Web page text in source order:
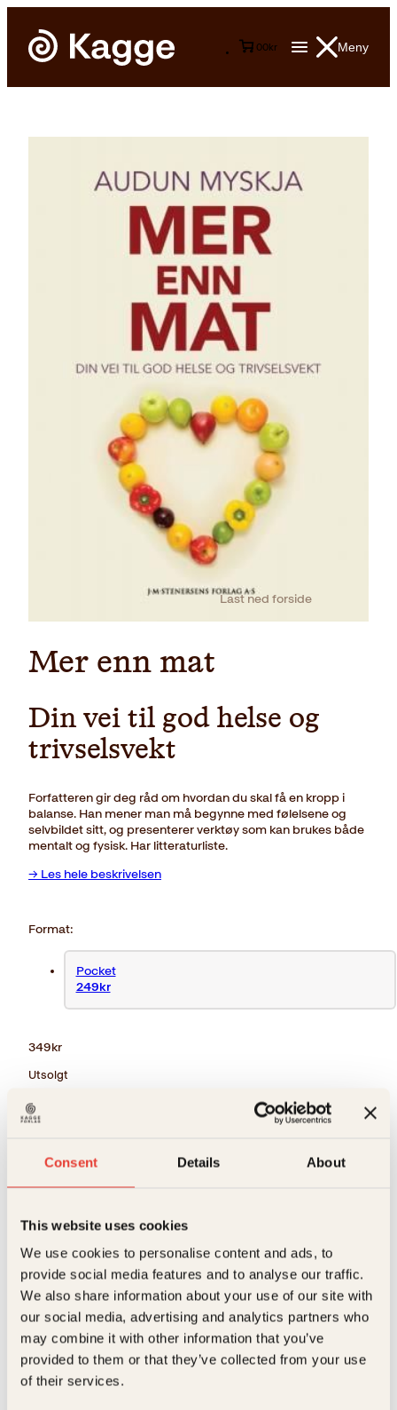
Consent Details About
This website uses cookies
We use cookies to personalise content and ads, to
provide social media features and to analyse our traffic.
We also share information about your use of our site with
our social media, advertising and analytics partners who
may combine it with other information that you’ve
provided to them or that they’ve collected from your use
of their services.
Meny
00kr
Last ned forside
Mer enn mat
Din vei til god helse og
trivselsvekt
Forfatteren gir deg råd om hvordan du skal få en kropp i
balanse. Han mener man må begynne med følelsene og
selvbildet sitt, og presenterer verktøy som kan brukes både
mentalt og fysisk. Har litteraturliste.
→ Les hele beskrivelsen
Format:
Pocket
249kr
349kr
Utsolgt
Ikke på lager
Ikke tilgjengelig, annet format tilgjengelig
Beskrivelse
Beskrivelse
kropp i balanse. Han mener man må begynne med
følelsene og selvbildet sitt, og presenterer verktøy
som kan brukes både mentalt og fysisk. Har
litteraturliste.
Ekstra detaljer
Målgruppe Voksen
Språk nob
ISBN 9788272014994
Utgivelsesår 2011
Bokformat
Relaterte produkter
O